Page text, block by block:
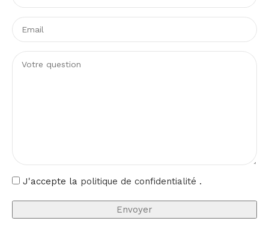
garantissant une qualité de fabrication contrôlée.
J'accepte la politique de confidentialité .